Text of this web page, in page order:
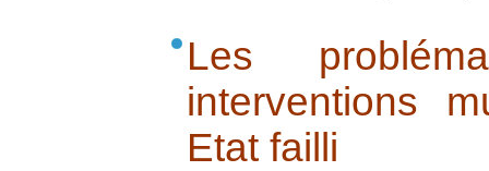
Les
interventions
Etat failli